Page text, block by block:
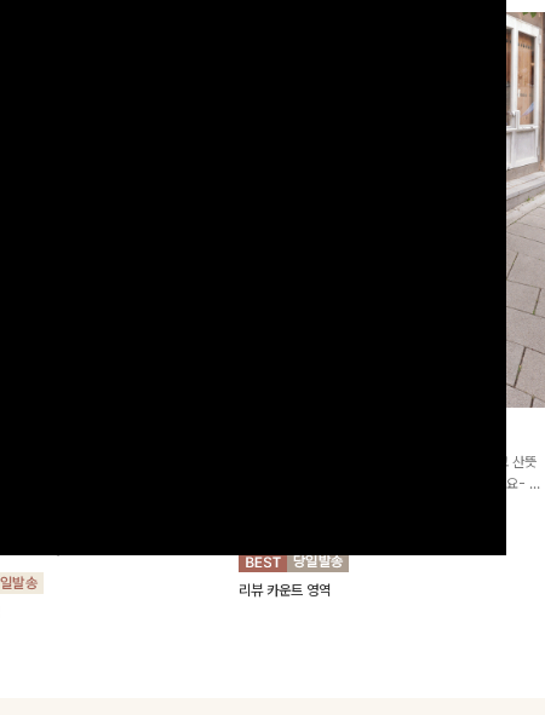
[청순무드/체형커버]꾸안꾸 무드의 정석🤍 가볍고 산뜻
한 착용감으로 여름 내내 손이 자주 가는 원피스예요- 은
리뷰 카운트 영역